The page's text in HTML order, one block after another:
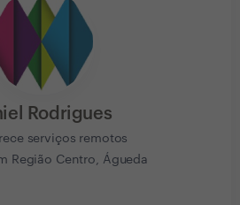
Rodrigues
serviços remotos
Região Centro, Águeda